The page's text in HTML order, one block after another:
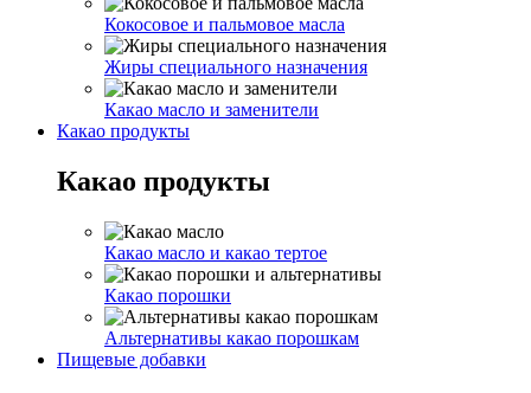
Кокосовое и пальмовое масла
Жиры специального назначения
Какао масло и заменители
Какао продукты
Какао продукты
Какао масло и какао тертое
Какао порошки
Альтернативы какао порошкам
Пищевые добавки